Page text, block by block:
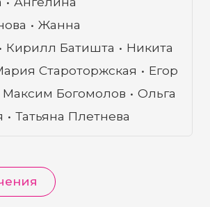
Жанна
Кирилл Батишта
Никита
Староторжская
Егор
Максим Богомолов
Ольга
Татьяна Плетнева